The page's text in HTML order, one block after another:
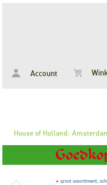
Account
House of Holland: